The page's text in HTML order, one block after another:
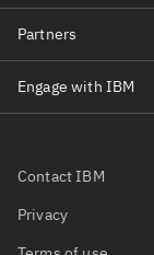
Contact IBM
Privacy